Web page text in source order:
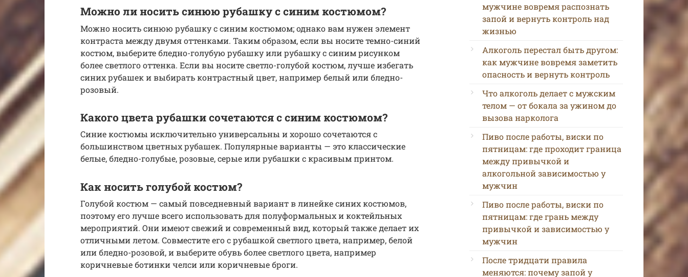
Можно ли носить синюю рубашку с синим костюмом?
Можно носить синюю рубашку с синим костюмом; однако вам нужен элемент
контраста между двумя оттенками. Таким образом, если вы носите темно-синий
костюм, выберите бледно-голубую рубашку или рубашку с синим рисунком
более светлого оттенка. Если вы носите светло-голубой костюм, лучше избегать
синих рубашек и выбирать контрастный цвет, например белый или бледно-
розовый.
Какого цвета рубашки сочетаются с синим костюмом?
Синие костюмы исключительно универсальны и хорошо сочетаются с
большинством цветных рубашек. Популярные варианты — это классические
белые, бледно-голубые, розовые, серые или рубашки с красивым принтом.
Как носить голубой костюм?
Голубой костюм — самый повседневный вариант в линейке синих костюмов,
поэтому его лучше всего использовать для полуформальных и коктейльных
мероприятий. Они имеют свежий и современный вид, который также делает их
отличными летом. Совместите его с рубашкой светлого цвета, например, белой
или бледно-розовой, и выберите обувь более светлого цвета, например
коричневые ботинки челси или коричневые броги.
мужчине вовремя распознать
запой и вернуть контроль над
жизнью
Алкоголь перестал быть другом:
как мужчине вовремя заметить
опасность и вернуть контроль
Что алкоголь делает с мужским
телом — от бокала за ужином до
вызова нарколога
Пиво после работы, виски по
пятницам: где проходит граница
между привычкой и
алкогольной зависимостью у
мужчин
Пиво после работы, виски по
пятницам: где грань между
привычкой и зависимостью у
мужчин
После тридцати правила
меняются: почему запой у